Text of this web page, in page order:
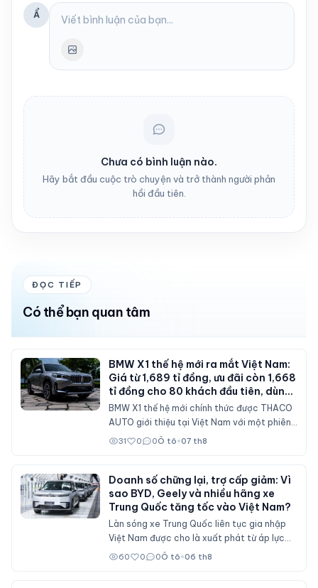
Ẩ
Chưa có bình luận nào.
Hãy bắt đầu cuộc trò chuyện và trở thành người phản
hồi đầu tiên.
ĐỌC TIẾP
Có thể bạn quan tâm
BMW X1 thế hệ mới ra mắt Việt Nam:
Giá từ 1,689 tỉ đồng, ưu đãi còn 1,668
tỉ đồng cho 80 khách đầu tiên, dùng
máy 2.0 tăng áp 204 mã lực
BMW X1 thế hệ mới chính thức được THACO
AUTO giới thiệu tại Việt Nam với một phiên
bản sDrive20i. Mẫu SAV cỡ nhỏ được nâng
nghệ hỗ trợ lái.
31 0 0Ô tô•07 th8
Doanh số chững lại, trợ cấp giảm: Vì
sao BYD, Geely và nhiều hãng xe
Trung Quốc tăng tốc vào Việt Nam?
Làn sóng xe Trung Quốc liên tục gia nhập
Việt Nam được cho là xuất phát từ áp lực
doanh số tại thị trường nội địa, nơi sức mua
60 0 0Ô tô•06 th8